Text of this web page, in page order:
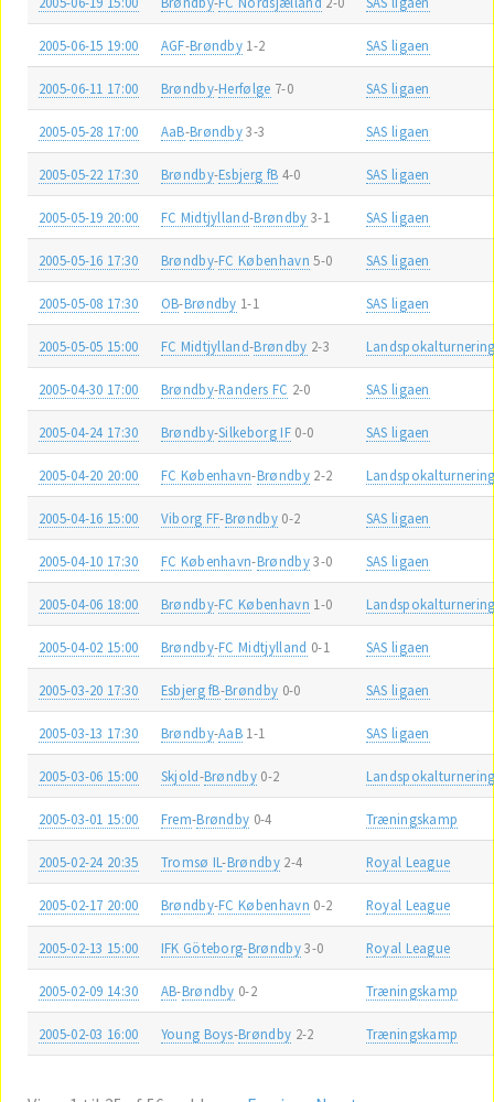
2005-06-15 19:00 AGF-Brøndby 1-2 SAS ligaen
2005-06-11 17:00 Brøndby-Herfølge 7-0 SAS ligaen
2005-05-28 17:00 AaB-Brøndby3-3 SAS ligaen
2005-05-22 17:30 Brøndby-Esbjerg fB 4-0 SAS ligaen
2005-05-19 20:00 FC Midtjylland-Brøndby 3-1 SAS ligaen
2005-05-16 17:30 Brøndby-FC København 5-0 SAS ligaen
2005-05-08 17:30 OB-Brøndby 1-1 SAS ligaen
2005-05-05 15:00 FC Midtjylland-Brøndby 2-3
2005-04-30 17:00 Brøndby-Randers FC 2-0 SAS ligaen
2005-04-24 17:30 Brøndby-Silkeborg IF 0-0 SAS ligaen
2005-04-20 20:00 FC København-Brøndby 2-2
2005-04-16 15:00 Viborg FF-Brøndby 0-2 SAS ligaen
2005-04-10 17:30 FC København-Brøndby3-0 SAS ligaen
2005-04-06 18:00 Brøndby-FC København 1-0
2005-04-02 15:00 Brøndby-FC Midtjylland 0-1 SAS ligaen
2005-03-20 17:30 Esbjerg fB-Brøndby 0-0 SAS ligaen
2005-03-13 17:30 Brøndby-AaB 1-1 SAS ligaen
2005-03-06 15:00 Skjold-Brøndby 0-2
2005-03-01 15:00 Frem-Brøndby 0-4 Træningskamp
2005-02-24 20:35 Tromsø IL-Brøndby 2-4 Royal League
2005-02-17 20:00 Brøndby-FC København 0-2 Royal League
2005-02-13 15:00 IFK Göteborg-Brøndby3-0 Royal League
2005-02-09 14:30 AB-Brøndby 0-2 Træningskamp
2005-02-03 16:00 Young Boys-Brøndby 2-2 Træningskamp